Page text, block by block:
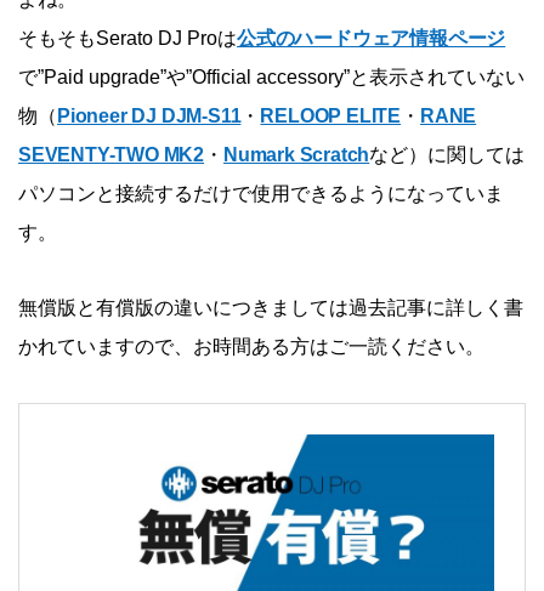
そもそもSerato DJ Proは公式のハードウェア情報ページ
で”Paid upgrade”や”Official accessory”と表示されていない
物（ Pioneer DJ DJM-S11・ RELOOP ELITE ・ RANE
SEVENTY-TWO MK2 ・ Numark Scratchなど）に関しては
パソコンと接続するだけで使用できるようになっていま
す。
無償版と有償版の違いにつきましては過去記事に詳しく書
かれていますので、お時間ある方はご一読ください。